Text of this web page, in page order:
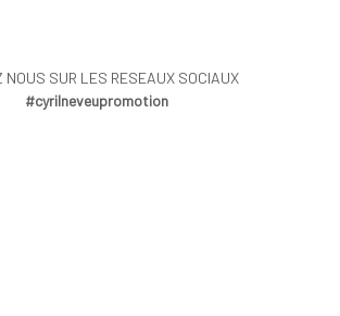
NOUS SUR LES RESEAUX SOCIAUX
#cyrilneveupromotion